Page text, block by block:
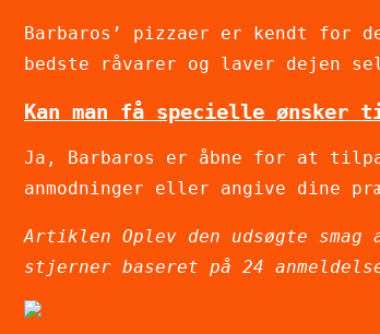
Barbaros’ pizzaer er kendt for
bedste råvarer og laver dejen
Kan man få specielle ønsker
Ja, Barbaros er åbne for at
anmodninger eller angive dine
Artiklen Oplev den udsøgte
stjerner baseret på 24